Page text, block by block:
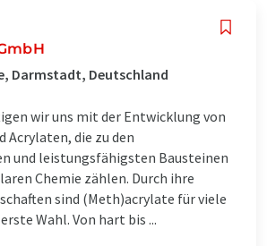
Darmstadt, Deutschland
wir uns mit der Entwicklung von
Acrylaten, die zu den
und leistungsfähigsten Bausteinen
Chemie zählen. Durch ihre
sind (Meth)acrylate für viele
Wahl. Von hart bis ...